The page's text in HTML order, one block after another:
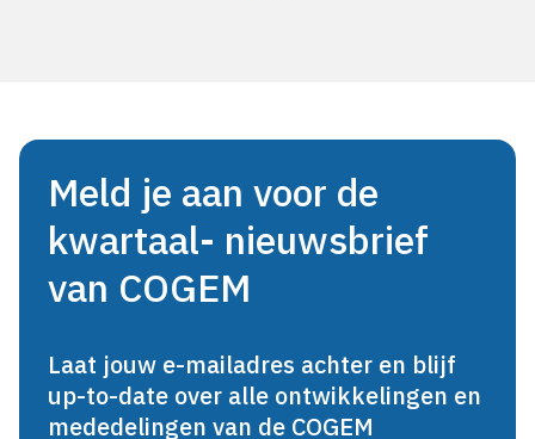
Meld je aan voor de
kwartaal- nieuwsbrief
van COGEM
Laat jouw e-mailadres achter en blijf
up-to-date over alle ontwikkelingen en
mededelingen van de COGEM